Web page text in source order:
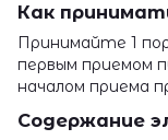
Как
Принимайте 1
первым приемом
началом приема
Содержание